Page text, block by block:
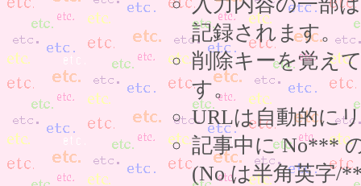
記録されます。
削除キーを覚え
す。
URLは自動的に
記事中に No***
(No は半角英字/